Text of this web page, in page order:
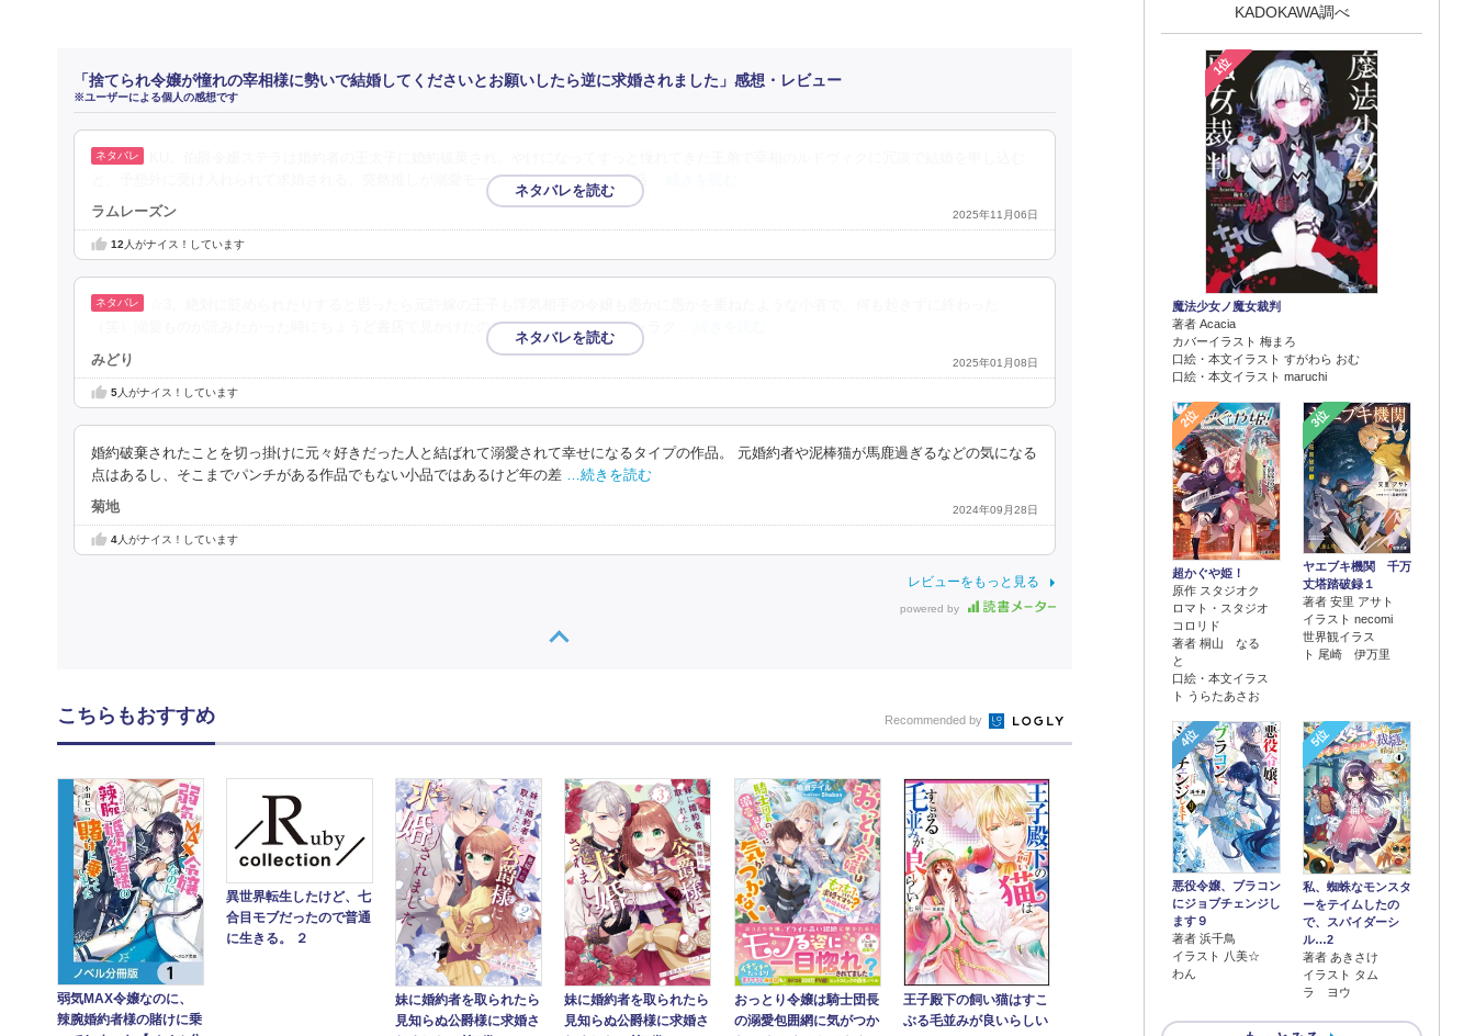
「捨てられ令嬢が憧れの宰相様に勢いで結婚してくださいとお願いしたら逆に求婚されました」感想・レビュー
※ユーザーによる個人の感想です
と、予想外に受け入れられて求婚される。突然推しが溺愛モードで迫ってくるから戸惑
ラムレーズン 2025年11月06日
12人がナイス！しています
（笑）溺愛ものが読みたかった時にちょうど書店で見かけたので買ったのですが、キャラク
みどり 2025年01月08日
5人がナイス！しています
婚約破棄されたことを切っ掛けに元々好きだった人と結ばれて溺愛されて幸せになるタイプの作品。 元婚約者や泥棒猫が馬鹿過ぎるなどの気になる
点はあるし、そこまでパンチがある作品でもない小品ではあるけど年の差 …続きを読む
菊地 2024年09月28日
4人がナイス！しています
レビューをもっと見る
powered by
KADOKAWA調べ
1位
魔法少女ノ魔女裁判
著者 Acacia
カバーイラスト 梅まろ
口絵・本文イラスト すがわら おむ
口絵・本文イラスト maruchi
2位
超かぐや姫！
原作 スタジオク
ロマト・スタジオ
コロリド
著者 桐山 なる
と
口絵・本文イラス
ト うらたあさお
3位
ヤエブキ機関 千万
丈塔踏破録１
著者 安里 アサト
イラスト necomi
世界観イラス
ト 尾崎 伊万里
4位
悪役令嬢、ブラコン
にジョブチェンジし
ます９
著者 浜千鳥
イラスト 八美☆
わん
5位
私、蜘蛛なモンスタ
ーをテイムしたの
で、スパイダーシ
ル…2
著者 あきさけ
イラスト タム
ラ ヨウ
こちらもおすすめ Recommended by
弱気MAX令嬢なのに、
辣腕婚約者様の賭けに乗
異世界転生したけど、七
合目モブだったので普通
に生きる。 ２
妹に婚約者を取られたら
見知らぬ公爵様に求婚さ
妹に婚約者を取られたら
見知らぬ公爵様に求婚さ
おっとり令嬢は騎士団長
の溺愛包囲網に気がつか
王子殿下の飼い猫はすこ
ぶる毛並みが良いらしい